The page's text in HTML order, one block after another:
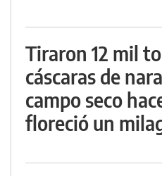
Tiraron 12 mil
cáscaras de
campo seco
floreció un